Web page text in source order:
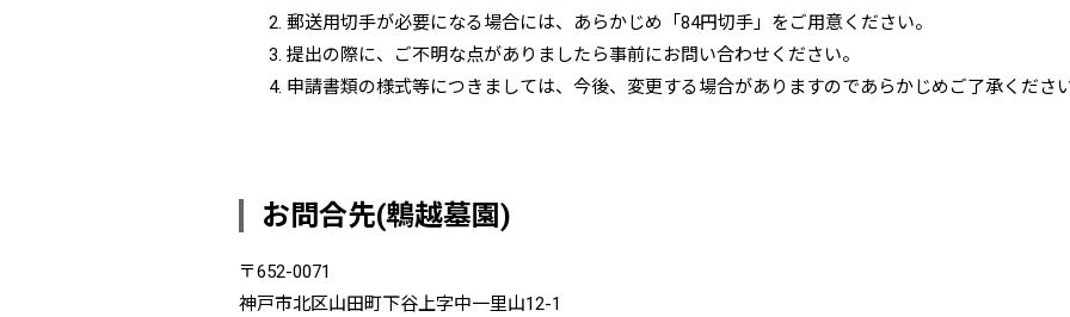
郵送用切手が必要になる場合には、あらかじめ「84円切手」をご用意ください。
提出の際に、ご不明な点がありましたら事前にお問い合わせください。
申請書類の様式等につきましては、今後、変更する場合がありますのであらかじめご了承くださ
お問合先(鵯越墓園)
〒652-0071
神戸市北区山田町下谷上字中一里山12-1